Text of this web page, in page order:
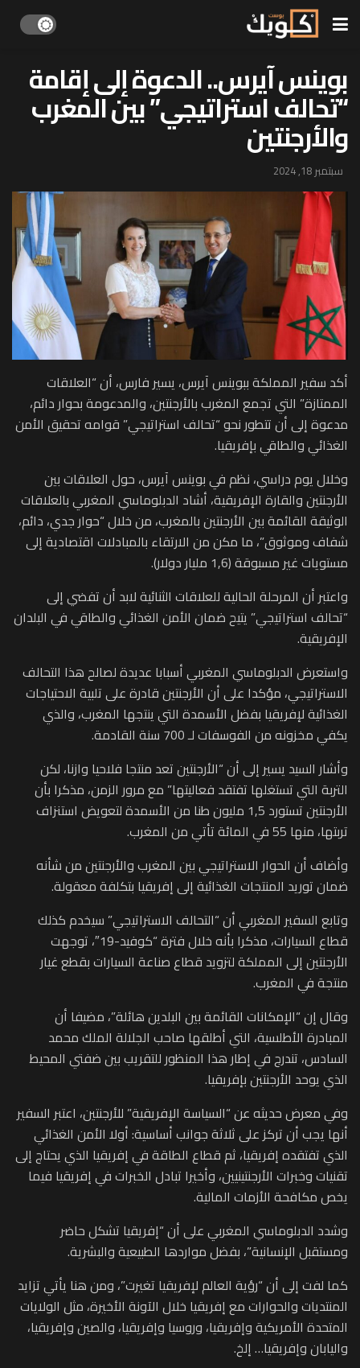
بوينس آيرس.. الدعوة إلى إقامة
“تحالف استراتيجي” بين المغرب
والأرجنتين
سبتمبر 18, 2024
أكد سفير المملكة ببوينس آيرس، يسير فارس، أن “العلاقات
الممتازة” التي تجمع المغرب بالأرجنتين، والمدعومة بحوار دائم،
مدعوة إلى أن تتطور نحو “تحالف استراتيجي” قوامه تحقيق الأمن
الغذائي والطاقي بإفريقيا.
وخلال يوم دراسي، نظم في بوينس آيرس، حول العلاقات بين
الأرجنتين والقارة الإفريقية، أشاد الدبلوماسي المغربي بالعلاقات
الوثيقة القائمة بين الأرجنتين بالمغرب، من خلال “حوار جدي، دائم،
شفاف وموثوق”، ما مكن من الارتقاء بالمبادلات اقتصادية إلى
مستويات غير مسبوقة (1,6 مليار دولار).
واعتبر أن المرحلة الحالية للعلاقات الثنائية لابد أن تفضي إلى
“تحالف استراتيجي” يتيح ضمان الأمن الغذائي والطاقي في البلدان
الإفريقية.
واستعرض الدبلوماسي المغربي أسبابا عديدة لصالح هذا التحالف
الاستراتيجي، مؤكدا على أن الأرجنتين قادرة على تلبية الاحتياجات
الغذائية لإفريقيا بفضل الأسمدة التي ينتجها المغرب، والذي
يكفي مخزونه من الفوسفات لـ 700 سنة القادمة.
وأشار السيد يسير إلى أن “الأرجنتين تعد منتجا فلاحيا وازنا، لكن
التربة التي تستغلها تفتقد فعاليتها” مع مرور الزمن، مذكرا بأن
الأرجنتين تستورد 1,5 مليون طنا من الأسمدة لتعويض استنزاف
تربتها، منها 55 في المائة تأتي من المغرب.
وأضاف أن الحوار الاستراتيجي بين المغرب والأرجنتين من شأنه
ضمان توريد المنتجات الغذائية إلى إفريقيا بتكلفة معقولة.
وتابع السفير المغربي أن “التحالف الاستراتيجي” سيخدم كذلك
قطاع السيارات، مذكرا بأنه خلال فترة “كوفيد-19″، توجهت
الأرجنتين إلى المملكة لتزويد قطاع صناعة السيارات بقطع غيار
منتجة في المغرب.
وقال إن “الإمكانات القائمة بين البلدين هائلة”، مضيفا أن
المبادرة الأطلسية، التي أطلقها صاحب الجلالة الملك محمد
السادس، تندرج في إطار هذا المنظور للتقريب بين ضفتي المحيط
الذي يوحد الأرجنتين بإفريقيا.
وفي معرض حديثه عن “السياسة الإفريقية” للأرجنتين، اعتبر السفير
أنها يجب أن تركز على ثلاثة جوانب أساسية: أولا الأمن الغذائي
الذي تفتقده إفريقيا، ثم قطاع الطاقة في إفريقيا الذي يحتاج إلى
تقنيات وخبرات الأرجنتينيين، وأخيرا تبادل الخبرات في إفريقيا فيما
يخص مكافحة الأزمات المالية.
وشدد الدبلوماسي المغربي على أن “إفريقيا تشكل حاضر
ومستقبل الإنسانية”، بفضل مواردها الطبيعية والبشرية.
كما لفت إلى أن “رؤية العالم لإفريقيا تغيرت”، ومن هنا يأتي تزايد
المنتديات والحوارات مع إفريقيا خلال الآونة الأخيرة، مثل الولايات
المتحدة الأمريكية وإفريقيا، وروسيا وإفريقيا، والصين وإفريقيا،
واليابان وإفريقيا… إلخ.